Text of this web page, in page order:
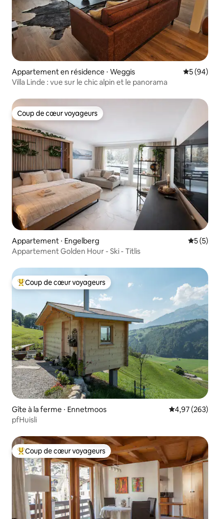
Appartement en résidence ⋅ Weggis
5 (94)
Villa Linde : vue sur le chic alpin et le panorama
Coup de cœur voyageurs
Coup de cœur voyageurs
Appartement ⋅ Engelberg
5 (5)
Appartement Golden Hour - Ski - Titlis
Coups de cœur voyageurs les plus appréciés
Coup de cœur voyageurs
Gîte à la ferme ⋅ Ennetmoos Évaluation
4,97 (263)
pfHuisli
Coups de cœur voyageurs les plus appréciés
Coup de cœur voyageurs